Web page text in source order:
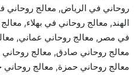
روحاني في الرياض, معالج
الهند, معالج روحاني في بهلاء,
في مصر, معالج روحاني عماني,
معالج روحاني صادق, معالج
معالج روحاني حمزة, معالج روحاني